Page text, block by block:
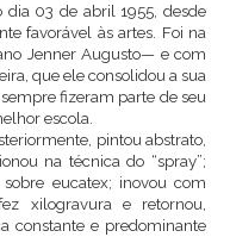
03 de abril 1955, desde
favorável às artes. Foi na
Jenner Augusto— e com
que ele consolidou a sua
fizeram parte de seu
escola.
pintou abstrato,
na técnica do “spray”;
eucatex; inovou com
xilogravura e retornou,
constante e predominante